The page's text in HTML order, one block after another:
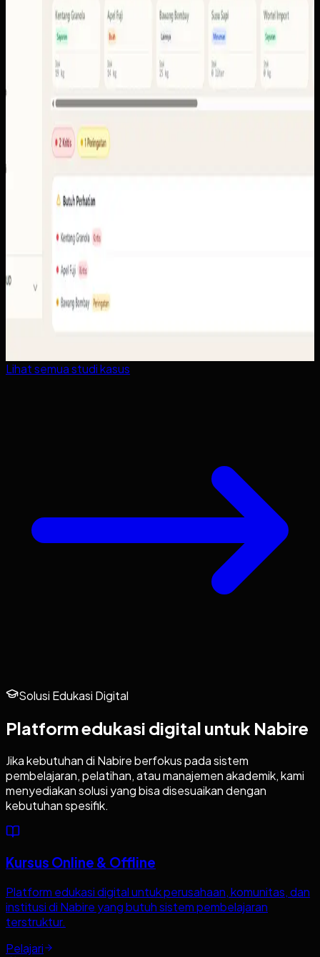
portal pengguna.
Baca studi kasus
Lihat semua studi kasus
Solusi Edukasi Digital
Platform edukasi digital untuk Nabire
Jika kebutuhan di Nabireberfokus pada sistem
pembelajaran, pelatihan, atau manajemen akademik, kami
menyediakan solusi yang bisa disesuaikan dengan
kebutuhan spesifik.
Kursus Online & Offline
Platform edukasi digital untuk perusahaan, komunitas, dan
institusi di Nabire yang butuh sistem pembelajaran
terstruktur.
Pelajari